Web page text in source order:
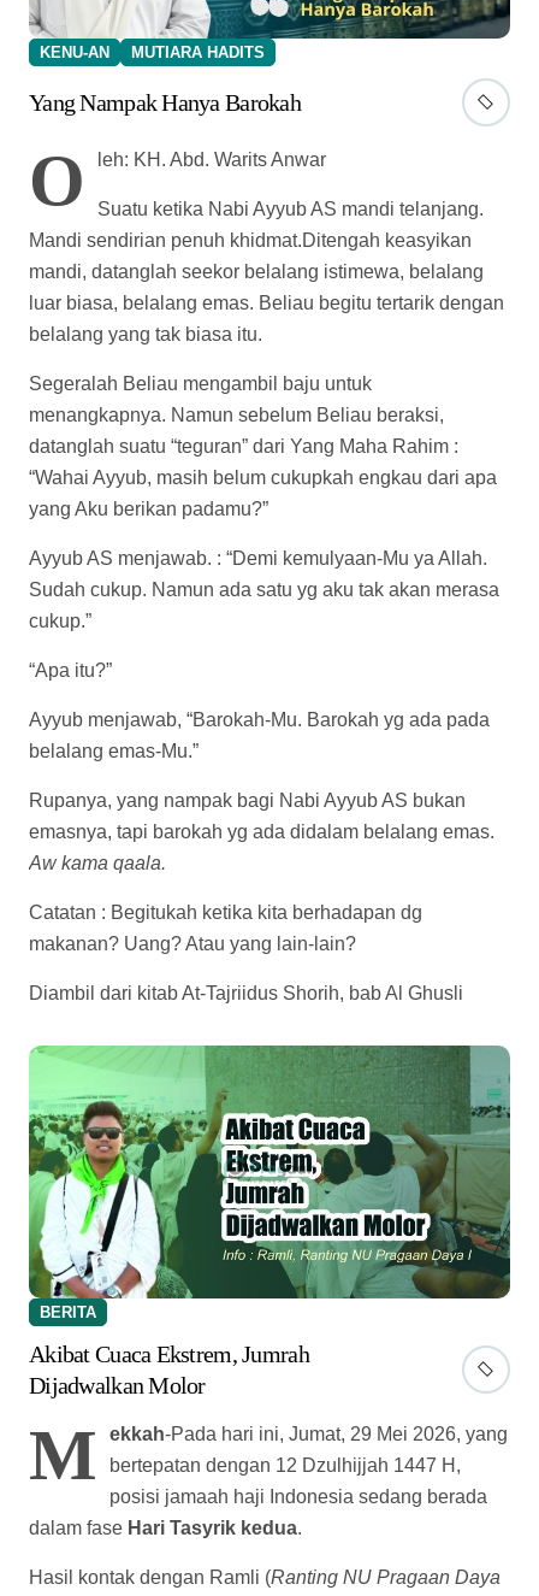
KENU-AN MUTIARA HADITS
Yang Nampak Hanya Barokah
O leh: KH. Abd. Warits Anwar
Suatu ketika Nabi Ayyub AS mandi telanjang.
Mandi sendirian penuh khidmat.Ditengah keasyikan
mandi, datanglah seekor belalang istimewa, belalang
luar biasa, belalang emas. Beliau begitu tertarik dengan
belalang yang tak biasa itu.
Segeralah Beliau mengambil baju untuk
menangkapnya. Namun sebelum Beliau beraksi,
datanglah suatu “teguran” dari Yang Maha Rahim :
“Wahai Ayyub, masih belum cukupkah engkau dari apa
yang Aku berikan padamu?”
Ayyub AS menjawab. : “Demi kemulyaan-Mu ya Allah.
Sudah cukup. Namun ada satu yg aku tak akan merasa
cukup.”
“Apa itu?”
Ayyub menjawab, “Barokah-Mu. Barokah yg ada pada
belalang emas-Mu.”
Rupanya, yang nampak bagi Nabi Ayyub AS bukan
emasnya, tapi barokah yg ada didalam belalang emas.
Aw kama qaala.
Catatan : Begitukah ketika kita berhadapan dg
makanan? Uang? Atau yang lain-lain?
Diambil dari kitab At-Tajriidus Shorih, bab Al Ghusli
BERITA
Akibat Cuaca Ekstrem, Jumrah
Dijadwalkan Molor
M ekkah-Pada hari ini, Jumat, 29 Mei 2026, yang
bertepatan dengan 12 Dzulhijjah 1447 H,
posisi jamaah haji Indonesia sedang berada
dalam fase Hari Tasyrik kedua.
Hasil kontak dengan Ramli (Ranting NU Pragaan Daya